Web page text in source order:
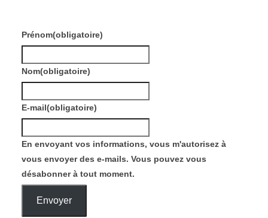
Prénom(obligatoire)
Nom(obligatoire)
E-mail(obligatoire)
En envoyant vos informations, vous m'autorisez à
vous envoyer des e-mails. Vous pouvez vous
désabonner à tout moment.
Envoyer